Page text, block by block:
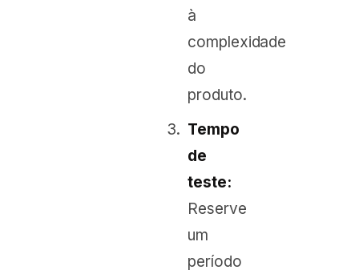
à
complexidade
do
produto.
Tempo
de
teste:
Reserve
um
período